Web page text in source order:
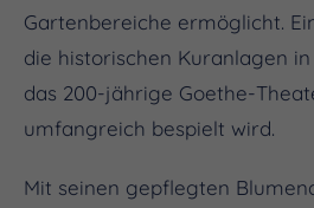
Gartenbereiche ermöglicht.
die historischen Kuranlagen
das 200-jährige Goethe-
umfangreich bespielt wird.
Mit seinen gepflegten